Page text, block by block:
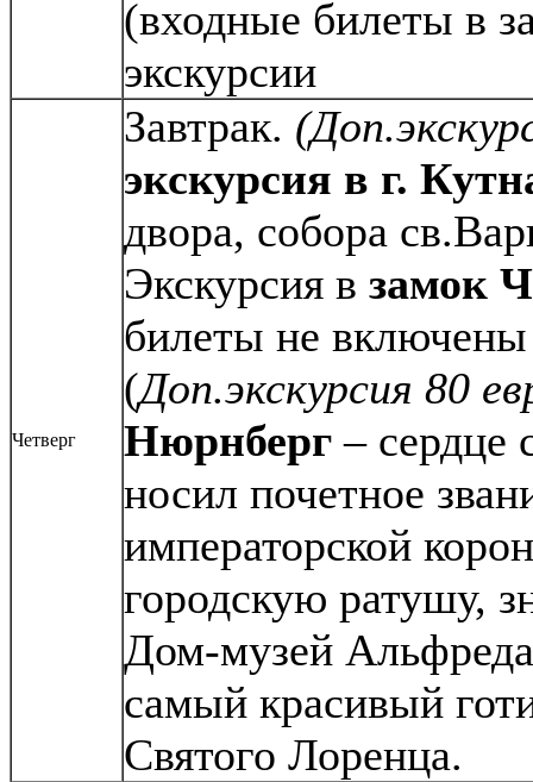
(входные билеты в
экскурсии
Четверг
Завтрак.
экскурсия в г.
двора, собора
Экскурсия в замок
билеты не включены
(Доп.экскурсия 80
Нюрнберг – сердце
носил почетное
императорской
городскую ратушу,
Дом-музей
самый красивый
Святого Лоренца.